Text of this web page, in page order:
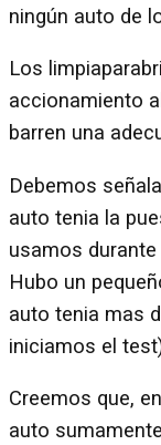
ningún auto de
Los
accionamiento
barren una
Debemos
auto tenia la
usamos
Hubo un
auto tenia mas
iniciamos el
Creemos que,
auto